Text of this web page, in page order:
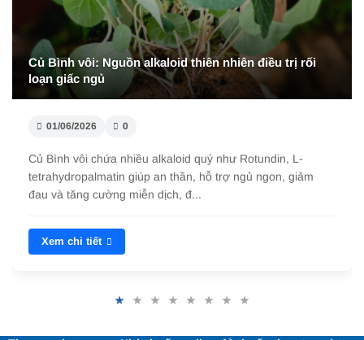
Củ Bình vôi: Nguồn alkaloid thiên nhiên điều trị rối
loạn giấc ngủ
01/06/2026 0
Củ Bình vôi chứa nhiều alkaloid quý như Rotundin, L-
tetrahydropalmatin giúp an thần, hỗ trợ ngủ ngon, giảm
đau và tăng cường miễn dịch, đ...
Xem chi tiết